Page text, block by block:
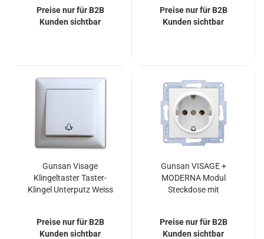
Preise nur für B2B
Kunden sichtbar
Preise nur für B2B
Kunden sichtbar
Gunsan Visage
Klingeltaster Taster-
Klingel Unterputz Weiss
Preise nur für B2B
Kunden sichtbar
Gunsan VISAGE +
MODERNA Modul
Steckdose mit
Weiss
Preise nur für B2B
Kunden sichtbar